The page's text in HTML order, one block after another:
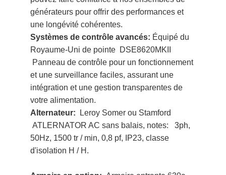
intégration et une gestion transparentes de
votre alimentation.
Alternateur:
Leroy Somer ou Stamford
ATLERNATOR AC sans balais, notes: 3ph,
50Hz, 1500 tr / min, 0,8 pf, IP23, classe
d'isolation H / H.
Armoire en option:
armoire de résistance, écran CC, armoire
principale principale 630a, armoire de sortie
de charge 1250a
Mtu / Mitsubishi / Pme / Yuchai Engine, etc.